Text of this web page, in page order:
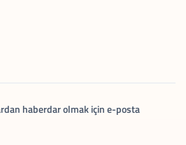
haberdar olmak için e-posta